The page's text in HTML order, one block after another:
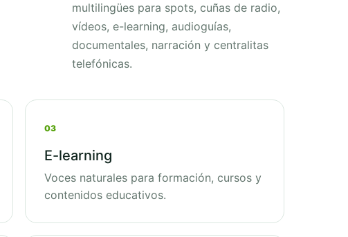
multilingües para spots, cuñas de radio,
vídeos, e-learning, audioguías,
documentales, narración y centralitas
telefónicas.
03
E-learning
Voces naturales para formación, cursos y
contenidos educativos.